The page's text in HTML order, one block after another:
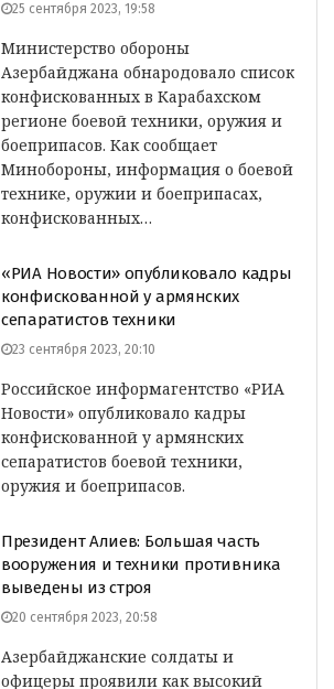
25 сентября 2023, 19:58
Министерство обороны
Азербайджана обнародовало список
конфискованных в Карабахском
регионе боевой техники, оружия и
боеприпасов. Как сообщает
Минобороны, информация о боевой
технике, оружии и боеприпасах,
конфискованных…
«РИА Новости» опубликовало кадры
конфискованной у армянских
сепаратистов техники
23 сентября 2023, 20:10
Российское информагентство «РИА
Новости» опубликовало кадры
конфискованной у армянских
сепаратистов боевой техники,
оружия и боеприпасов.
Президент Алиев: Большая часть
вооружения и техники противника
выведены из строя
20 сентября 2023, 20:58
Азербайджанские солдаты и
офицеры проявили как высокий